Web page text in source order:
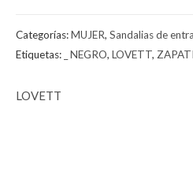
Categorías:MUJER, Sandalias de
Etiquetas:
_ NEGRO, LOVETT,
LOVETT